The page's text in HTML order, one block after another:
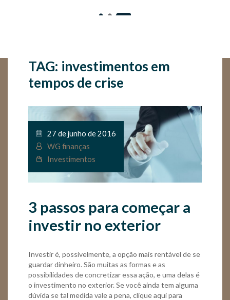
TAG: investimentos em
tempos de crise
27 de junho de 2016
WG finanças
Investimentos
3 passos para começar a
investir no exterior
Investir é, possivelmente, a opção mais rentável de se
guardar dinheiro. São muitas as formas e as
possibilidades de concretizar essa ação, e uma delas é
o investimento no exterior. Se você ainda tem alguma
dúvida se tal medida vale a pena, clique aqui para